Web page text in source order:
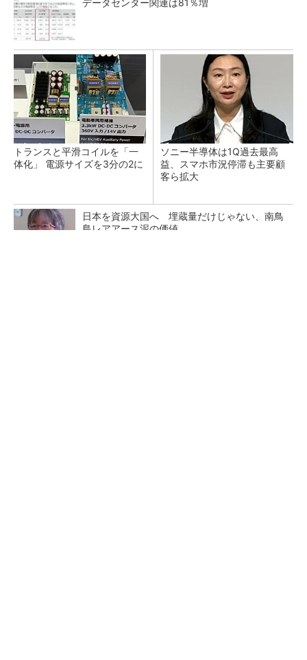
データセンター関連は81％増
トランスと平滑コイルを「一
体化」 電源サイズを3分の2に
ソニー半導体は1Q過去最高
益、スマホ市況停滞も主要顧
客ら拡大
日本を資源大国へ 埋蔵量だけじゃない、南鳥
島レアアース泥の価値